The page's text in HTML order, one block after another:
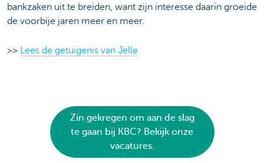
bankzaken uit te breiden, want zijn interesse daarin groeide
de voorbije jaren meer en meer.
>> Lees de getuigenis van Jelle
Zin gekregen om aan de slag
te gaan bij KBC? Bekijk onze
vacatures.